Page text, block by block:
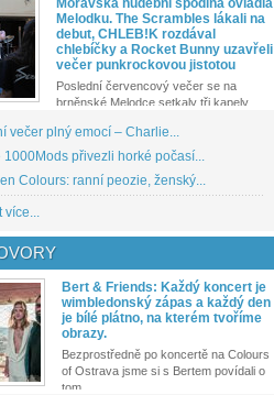
Moravská hudební spodina ovládla
Melodku. The Scrambles lákali na
debut, CHLEB!K rozdával
chlebíčky a Rocket Bunny uzavřeli
večer punkrockovou jistotou
Poslední červencový večer se na
brněnské Melodce setkaly tři kapely...
večer plný emocí – Charlie...
1000Mods přivezli horké počasí...
Colours: ranní peozie, ženský...
Bert & Friends: Každý koncert je
wimbledonský zápas a každý den
je bílé plátno, na kterém tvoříme
obrazy.
Bezprostředně po koncertě na Colours
of Ostrava jsme si s Bertem povídali o
tom,...